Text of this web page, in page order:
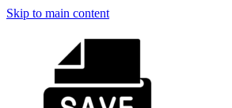
Skip to main content